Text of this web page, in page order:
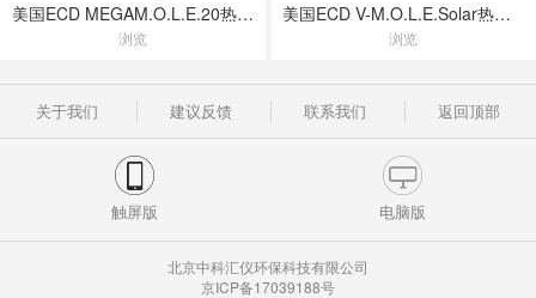
美国ECD MEGAM.O.L.E.20热剖面仪
浏览
美国ECD V-M.O.L.E.Solar热剖面仪
浏览
关于我们 建议反馈 联系我们 返回顶部
触屏版 电脑版
北京中科汇仪环保科技有限公司
京ICP备17039188号